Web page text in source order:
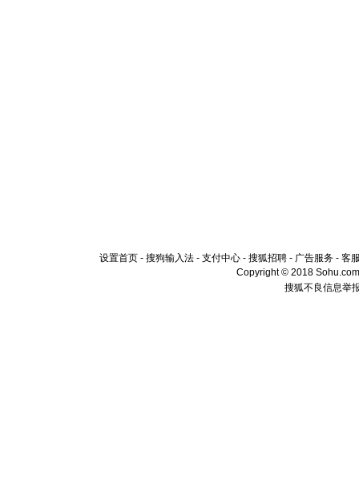
设置首页 - 搜狗输入法 - 支付中心 - 搜狐招聘 - 广告服务 - 客
Copyright © 2018
搜狐不良信息举